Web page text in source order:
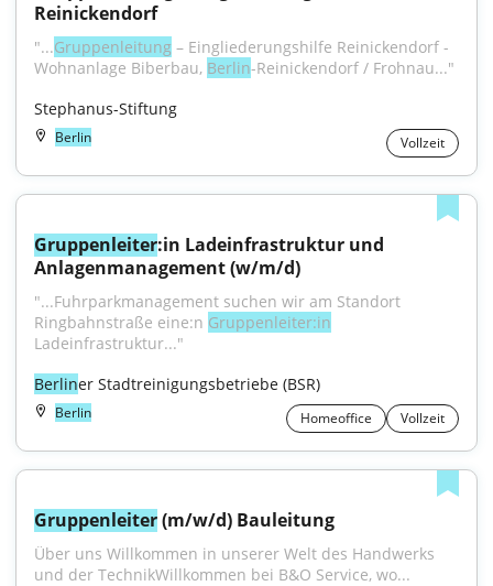
Reinickendorf
"...Gruppenleitung – Eingliederungshilfe Reinickendorf -
Wohnanlage Biberbau, Berlin-Reinickendorf / Frohnau..."
Stephanus-Stiftung
Berlin Vollzeit
Gruppenleiter:in Ladeinfrastruktur und
Anlagenmanagement (w/m/d)
"...Fuhrparkmanagement suchen wir am Standort
Ringbahnstraße eine:n Gruppenleiter:in
Ladeinfrastruktur..."
Berliner Stadtreinigungsbetriebe (BSR)
Berlin Homeoffice Vollzeit
Gruppenleiter (m/w/d) Bauleitung
Über uns Willkommen in unserer Welt des Handwerks
und der TechnikWillkommen bei B&O Service, wo...